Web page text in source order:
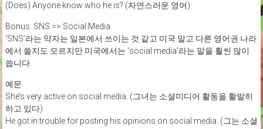
(Does) Anyone know who he is? (자연스러운 영어)
Bonus: SNS => Social Media
‘SNS’라는 약자는 일본에서 쓰이는 것 같고 미국 말고 다른 영어권 나라
에서 쓸지도 모르지만 미국에서는 ‘social media’라는 말을 훨씬 많이
씁니다.
예문
She’s very active on social media. (그녀는 소셜미디어 활동을 활발히
하고 있다)
He got in trouble for posting his opinions on social media. (그는 소셜